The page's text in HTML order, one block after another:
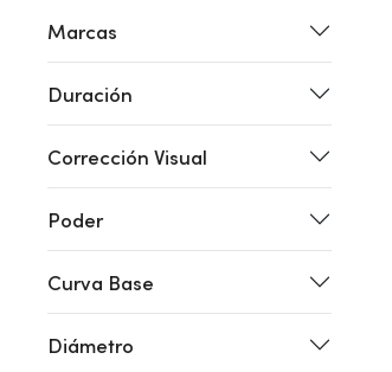
Marcas
Duración
Corrección Visual
Poder
Curva Base
Diámetro